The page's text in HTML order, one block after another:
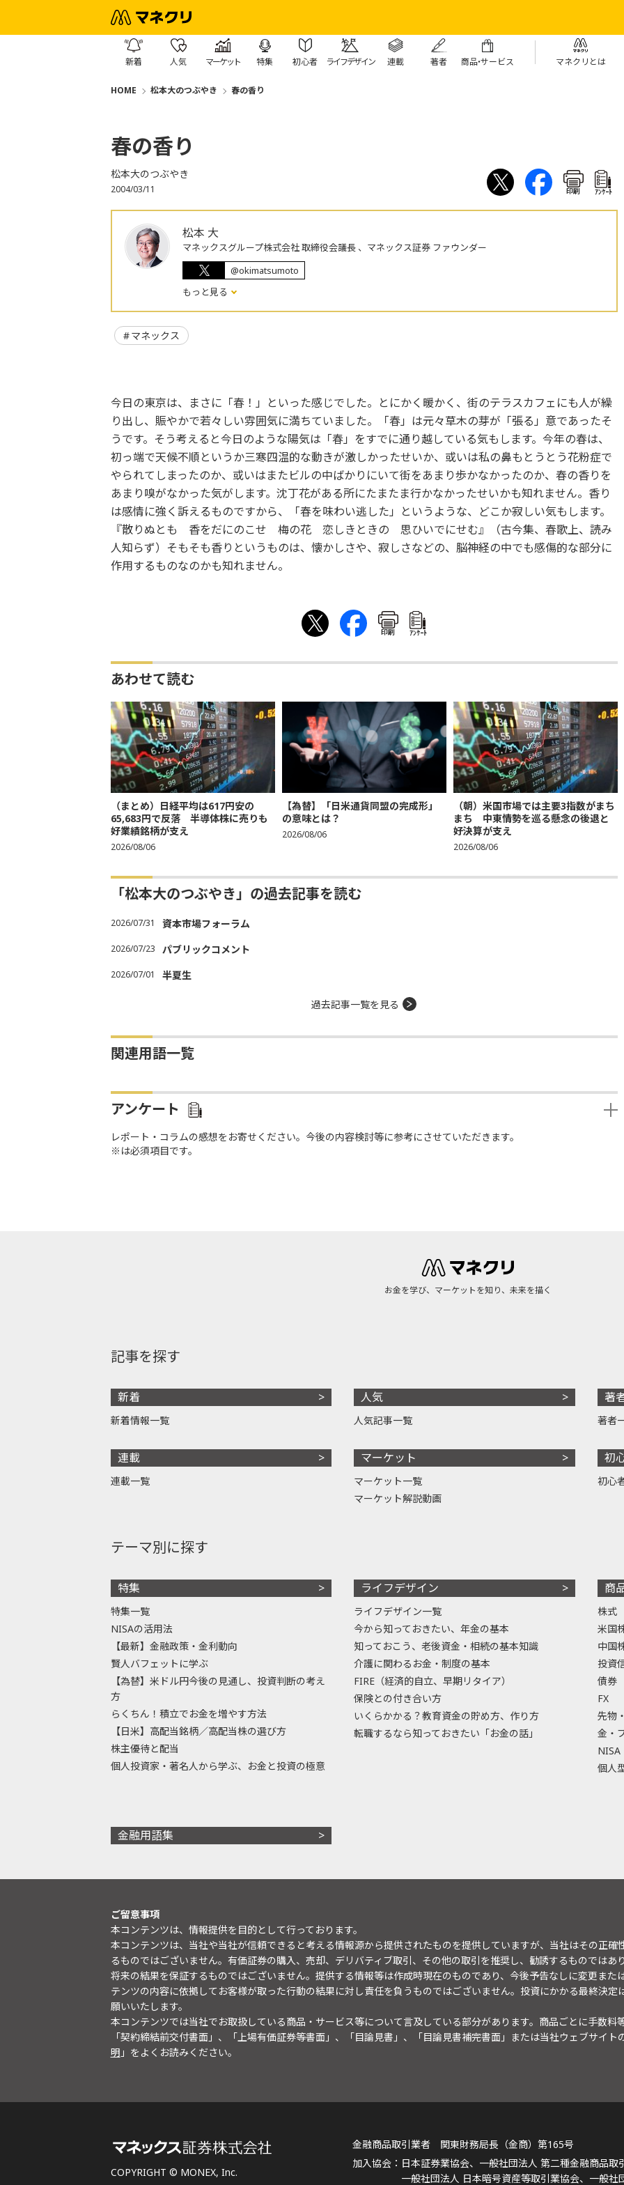
新着 人気 マーケット 特集 初心者 ライフデザイン 連載 著者 商品・サービス マネクリとは
HOME 松本大のつぶやき 春の香り
春の香り
松本大のつぶやき
2004/03/11 印刷 ｱﾝｹｰﾄ
松本 大
マネックスグループ株式会社 取締役会議長 、マネックス証券 ファウンダー
@okimatsumoto
もっと見る
マネックス
今日の東京は、まさに「春！」といった感じでした。とにかく暖かく、街のテラスカフェにも人が繰
り出し、賑やかで若々しい雰囲気に満ちていました。「春」は元々草木の芽が「張る」意であったそ
うです。そう考えると今日のような陽気は「春」をすでに通り越している気もします。今年の春は、
初っ端で天候不順というか三寒四温的な動きが激しかったせいか、或いは私の鼻もとうとう花粉症で
やられてしまったのか、或いはまたビルの中ばかりにいて街をあまり歩かなかったのか、春の香りを
あまり嗅がなかった気がします。沈丁花がある所にたまたま行かなかったせいかも知れません。香り
は感情に強く訴えるものですから、「春を味わい逃した」というような、どこか寂しい気もします。
『散りぬとも 香をだにのこせ 梅の花 恋しきときの 思ひいでにせむ』（古今集、春歌上、読み
人知らず）そもそも香りというものは、懐かしさや、寂しさなどの、脳神経の中でも感傷的な部分に
作用するものなのかも知れません。
印刷 ｱﾝｹｰﾄ
あわせて読む
（まとめ）日経平均は617円安の
65,683円で反落 半導体株に売りも
好業績銘柄が支え
2026/08/06
【為替】「日米通貨同盟の完成形」
の意味とは？
2026/08/06
（朝）米国市場では主要3指数がまち
まち 中東情勢を巡る懸念の後退と
好決算が支え
2026/08/06
「松本大のつぶやき」の過去記事を読む
2026/07/31 資本市場フォーラム
2026/07/23 パブリックコメント
2026/07/01 半夏生
過去記事一覧を見る
関連用語一覧
アンケート
レポート・コラムの感想をお寄せください。今後の内容検討等に参考にさせていただきます。
※は必須項目です。
お金を学び、マーケットを知り、未来を描く
記事を探す
新着
新着情報一覧
連載
連載一覧
人気
人気記事一覧
マーケット
マーケット一覧
マーケット解説動画
著
著者
初
初心
テーマ別に探す
特集
特集一覧
NISAの活用法
【最新】金融政策・金利動向
賢人バフェットに学ぶ
【為替】米ドル円今後の見通し、投資判断の考え
方
らくちん！積立でお金を増やす方法
【日米】高配当銘柄／高配当株の選び方
株主優待と配当
個人投資家・著名人から学ぶ、お金と投資の極意
ライフデザイン
ライフデザイン一覧
今から知っておきたい、年金の基本
知っておこう、老後資金・相続の基本知識
介護に関わるお金・制度の基本
FIRE（経済的自立、早期リタイア）
保険との付き合い方
いくらかかる？教育資金の貯め方、作り方
転職するなら知っておきたい「お金の話」
商
株式
米国
中国
投資
債券
FX
先物
金・
NISA
個人
金融用語集
ご留意事項
本コンテンツは、情報提供を目的として行っております。
本コンテンツは、当社や当社が信頼できると考える情報源から提供されたものを提供していますが、当社はその正
るものではございません。有価証券の購入、売却、デリバティブ取引、その他の取引を推奨し、勧誘するものではあ
将来の結果を保証するものではございません。提供する情報等は作成時現在のものであり、今後予告なしに変更また
テンツの内容に依拠してお客様が取った行動の結果に対し責任を負うものではございません。投資にかかる最終決
願いいたします。
本コンテンツでは当社でお取扱している商品・サービス等について言及している部分があります。商品ごとに手数料
「契約締結前交付書面」、「上場有価証券等書面」、「目論見書」、「目論見書補完書面」または当社ウェブサイト
明 」をよくお読みください。
COPYRIGHT © MONEX, Inc.
金融商品取引業者 関東財務局長（金商）第165号
日本証券業協会、一般社団法人 第二種金融商品取
一般社団法人 日本暗号資産等取引業協会、一般社